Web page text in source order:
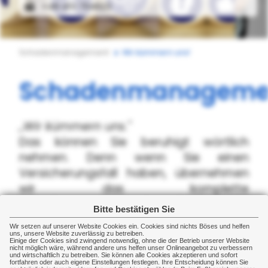
Bitte bestätigen Sie
Wir setzen auf unserer Website Cookies ein. Cookies sind nichts Böses und helfen
uns, unsere Website zuverlässig zu betreiben.
Einige der Cookies sind zwingend notwendig, ohne die der Betrieb unserer Website
nicht möglich wäre, während andere uns helfen unser Onlineangebot zu verbessern
und wirtschaftlich zu betreiben. Sie können alle Cookies akzeptieren und sofort
fortfahren oder auch eigene Einstellungen festlegen. Ihre Entscheidung können Sie
+49 451 704623
Wir kümmern uns!
„Wir kümmern uns."
Das können Sie beruhigt wörtlich
nehmen. Denn wenn Sie einen
Versicherungsfall haben, übernehmen
wir das komplette
Schadenmanagement zu den von uns
vermittelten Versicherungsverträgen.
Als Versicherungsmakler sind wir Ihr